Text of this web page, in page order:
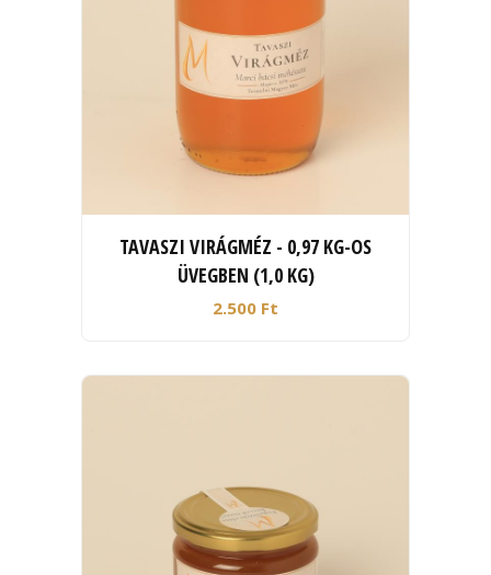
TAVASZI VIRÁGMÉZ - 0,97 KG-OS
ÜVEGBEN (1,0 KG)
2.500 Ft